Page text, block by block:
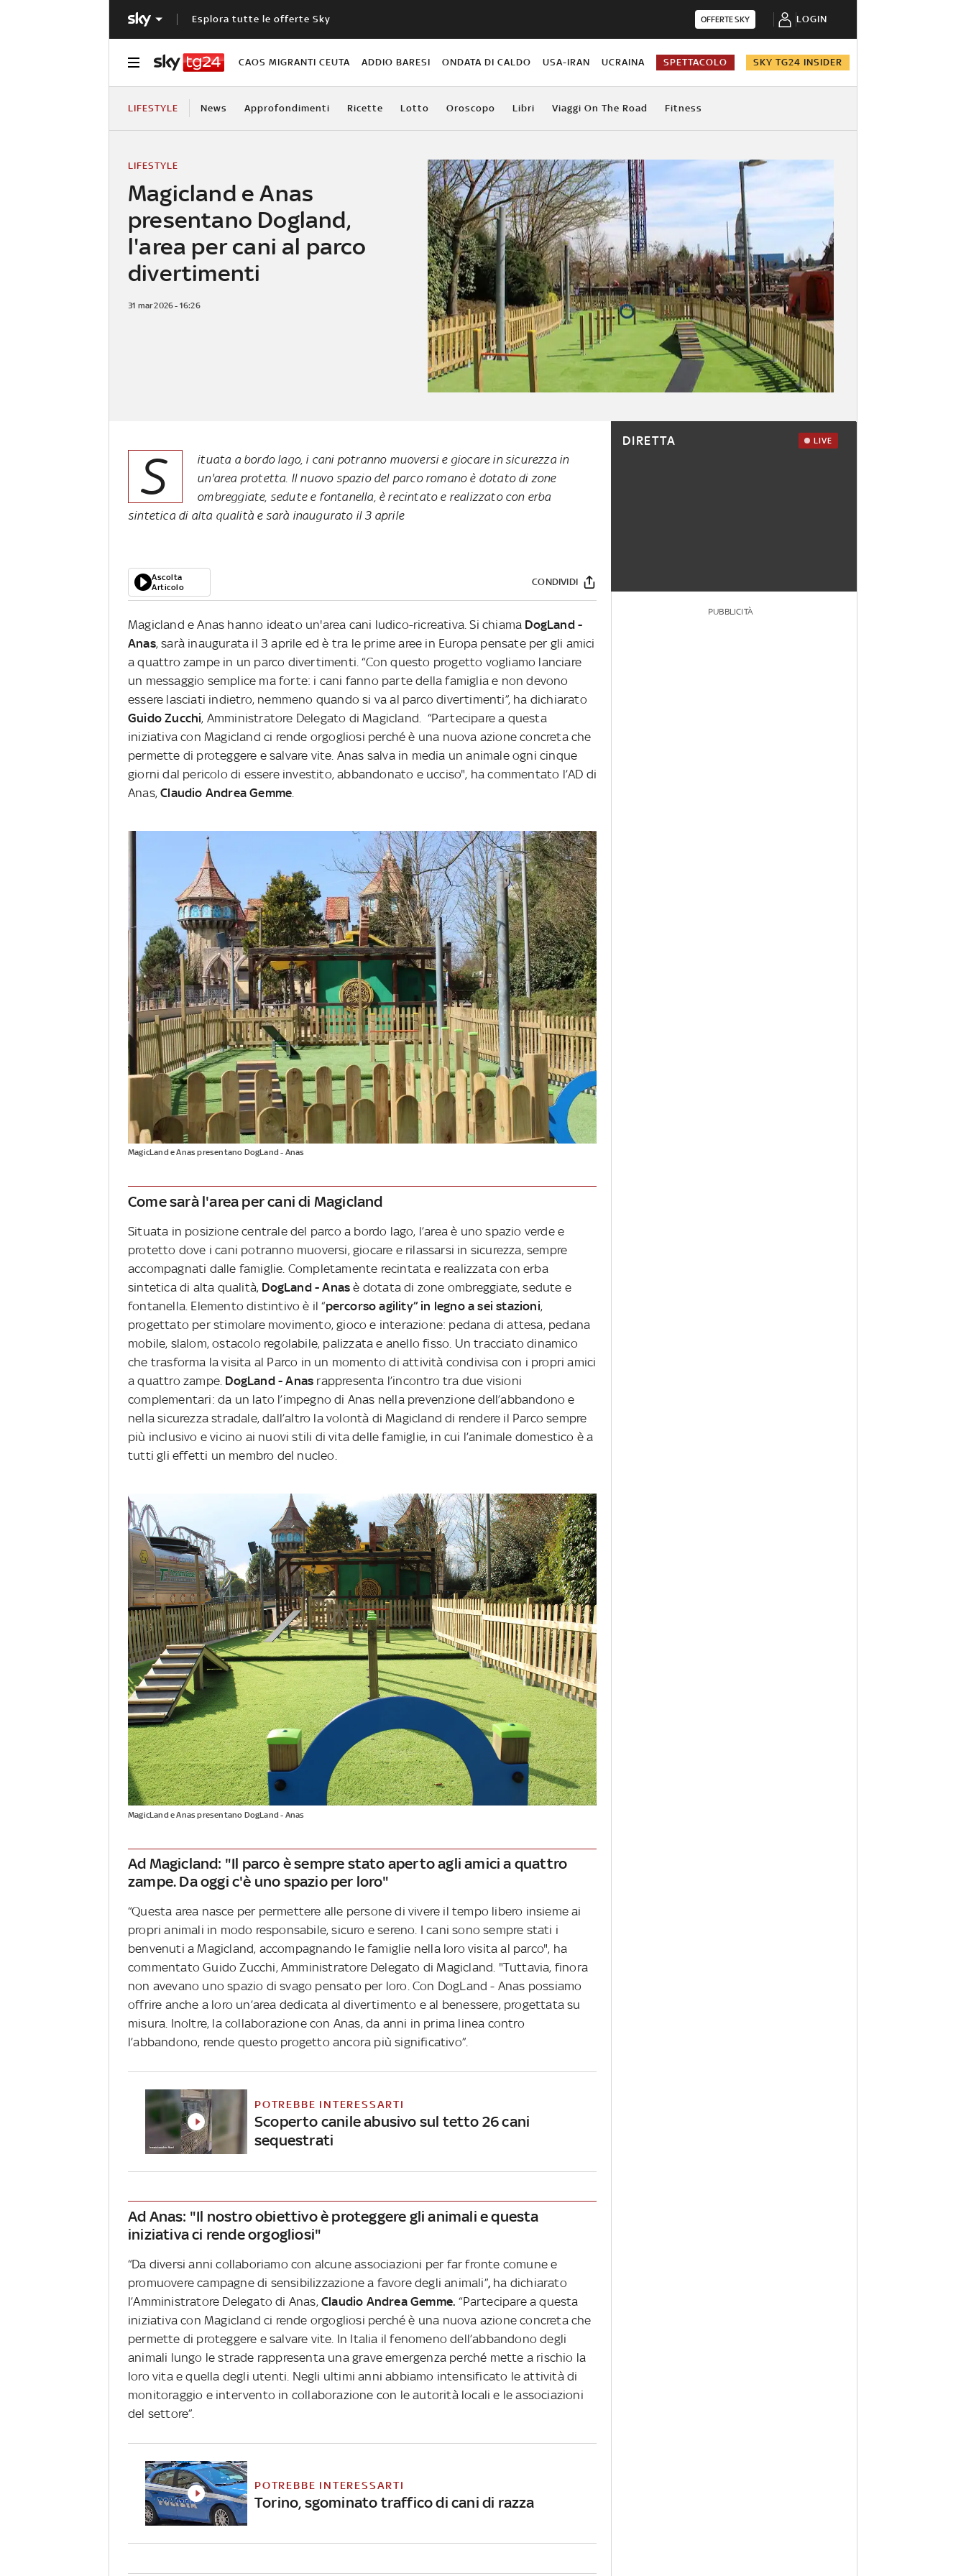
Esplora tutte le offerte Sky OFFERTE SKY LOGIN
CAOS MIGRANTI CEUTA ADDIO BARESI ONDATA DI CALDO USA-IRAN UCRAINA SPETTACOLO SKY TG24 INSIDER
LIFESTYLE News Approfondimenti Ricette Lotto Oroscopo Libri Viaggi On The Road Fitness
Magicland e Anas
presentano Dogland,
l'area per cani al parco
divertimenti
LIFESTYLE
31 mar 2026 - 16:26
S
ituata a bordo lago, i cani potranno muoversi e giocare in sicurezza in
un'area protetta. Il nuovo spazio del parco romano è dotato di zone
ombreggiate, sedute e fontanella, è recintato e realizzato con erba
sintetica di alta qualità e sarà inaugurato il 3 aprile
Ascolta
Articolo
CONDIVIDI
Magicland e Anas hanno ideato un'area cani ludico-ricreativa. Si chiama DogLand -
Anas, sarà inaugurata il 3 aprile ed è tra le prime aree in Europa pensate per gli amici
a quattro zampe in un parco divertimenti. “Con questo progetto vogliamo lanciare
un messaggio semplice ma forte: i cani fanno parte della famiglia e non devono
essere lasciati indietro, nemmeno quando si va al parco divertimenti”, ha dichiarato
Guido Zucchi, Amministratore Delegato di Magicland. “Partecipare a questa
iniziativa con Magicland ci rende orgogliosi perché è una nuova azione concreta che
permette di proteggere e salvare vite. Anas salva in media un animale ogni cinque
giorni dal pericolo di essere investito, abbandonato e ucciso", ha commentato l’AD di
Anas,Claudio Andrea Gemme.
MagicLand e Anas presentano DogLand - Anas
Come sarà l'area per cani di Magicland
Situata in posizione centrale del parco a bordo lago, l’area è uno spazio verde e
protetto dove i cani potranno muoversi, giocare e rilassarsi in sicurezza, sempre
accompagnati dalle famiglie. Completamente recintata e realizzata con erba
sintetica di alta qualità, DogLand - Anas è dotata di zone ombreggiate, sedute e
fontanella. Elemento distintivo è il “percorso agility” in legno a sei stazioni,
progettato per stimolare movimento, gioco e interazione: pedana di attesa, pedana
mobile, slalom, ostacolo regolabile, palizzata e anello fisso. Un tracciato dinamico
che trasforma la visita al Parco in un momento di attività condivisa con i propri amici
a quattro zampe. DogLand - Anas rappresenta l’incontro tra due visioni
complementari: da un lato l’impegno di Anas nella prevenzione dell’abbandono e
nella sicurezza stradale, dall’altro la volontà di Magicland di rendere il Parco sempre
più inclusivo e vicino ai nuovi stili di vita delle famiglie, in cui l’animale domestico è a
tutti gli effetti un membro del nucleo.
MagicLand e Anas presentano DogLand - Anas
Ad Magicland: "Il parco è sempre stato aperto agli amici a quattro
zampe. Da oggi c'è uno spazio per loro"
“Questa area nasce per permettere alle persone di vivere il tempo libero insieme ai
propri animali in modo responsabile, sicuro e sereno. I cani sono sempre stati i
benvenuti a Magicland, accompagnando le famiglie nella loro visita al parco", ha
commentato Guido Zucchi, Amministratore Delegato di Magicland. "Tuttavia, finora
non avevano uno spazio di svago pensato per loro. Con DogLand - Anas possiamo
offrire anche a loro un’area dedicata al divertimento e al benessere, progettata su
misura. Inoltre, la collaborazione con Anas, da anni in prima linea contro
l’abbandono, rende questo progetto ancora più significativo”.
POTREBBE INTERESSARTI
Scoperto canile abusivo sul tetto 26 cani
sequestrati
Ad Anas: "Il nostro obiettivo è proteggere gli animali e questa
iniziativa ci rende orgogliosi"
“Da diversi anni collaboriamo con alcune associazioni per far fronte comune e
promuovere campagne di sensibilizzazione a favore degli animali”, ha dichiarato
l’Amministratore Delegato di Anas, Claudio Andrea Gemme. “Partecipare a questa
iniziativa con Magicland ci rende orgogliosi perché è una nuova azione concreta che
permette di proteggere e salvare vite. In Italia il fenomeno dell’abbandono degli
animali lungo le strade rappresenta una grave emergenza perché mette a rischio la
loro vita e quella degli utenti. Negli ultimi anni abbiamo intensificato le attività di
monitoraggio e intervento in collaborazione con le autorità locali e le associazioni
del settore”.
POTREBBE INTERESSARTI
Torino, sgominato traffico di cani di razza
DIRETTA LIVE
PUBBLICITÀ